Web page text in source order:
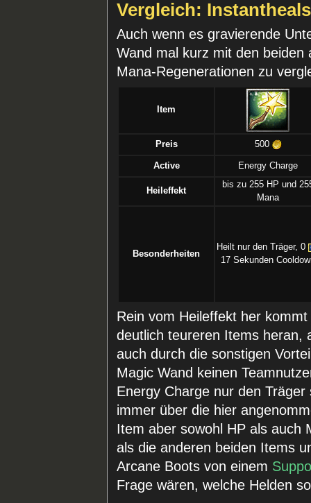
Vergleich: Instantheals
Auch wenn es gravierende
Wand mal kurz mit den
Mana-Regenerationen zu
Item
Preis 500
Active Energy Charge
Heileffekt
bis zu 255 HP und
Mana
Besonderheiten
Heilt nur den Träger, 0
17 Sekunden
Rein vom Heileffekt her
deutlich teureren Items heran,
auch durch die sonstigen
Magic Wand keinen
Energy Charge nur den
immer über die hier
Item aber sowohl HP als auch
als die anderen beiden Items
Arcane Boots von einem
Frage wären, welche Helden